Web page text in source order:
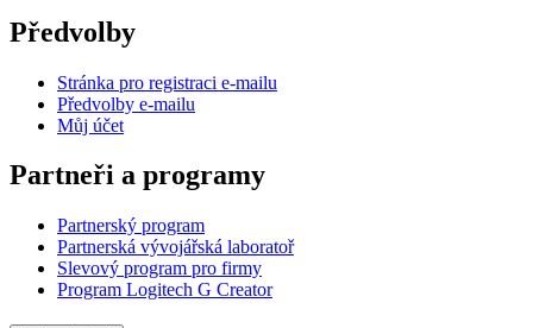
Předvolby
Stránka pro registraci e-mailu
Předvolby e-mailu
Můj účet
Partneři a programy
Partnerský program
Partnerská vývojářská laboratoř
Slevový program pro firmy
Program Logitech G Creator